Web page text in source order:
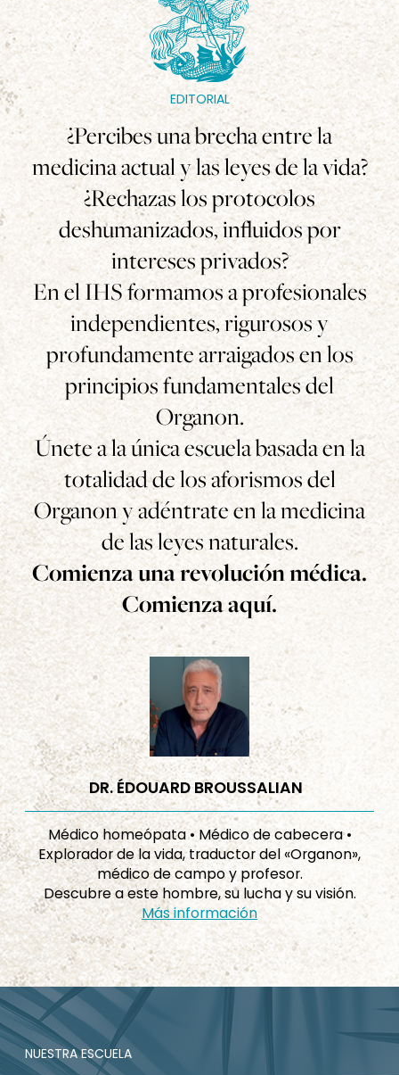
EDITORIAL
¿Percibes una brecha entre la
medicina actual y las leyes de la vida?
¿Rechazas los protocolos
deshumanizados, influidos por
intereses privados?
En el IHS formamos a profesionales
independientes, rigurosos y
profundamente arraigados en los
principios fundamentales del
Organon.
Únete a la única escuela basada en la
totalidad de los aforismos del
Organon y adéntrate en la medicina
de las leyes naturales.
Comienza una revolución médica.
Comienza aquí.
DR. ÉDOUARD BROUSSALIAN
Médico homeópata • Médico de cabecera •
Explorador de la vida, traductor del «Organon»,
médico de campo y profesor.
Descubre a este hombre, su lucha y su visión.
Más información
NUESTRA ESCUELA